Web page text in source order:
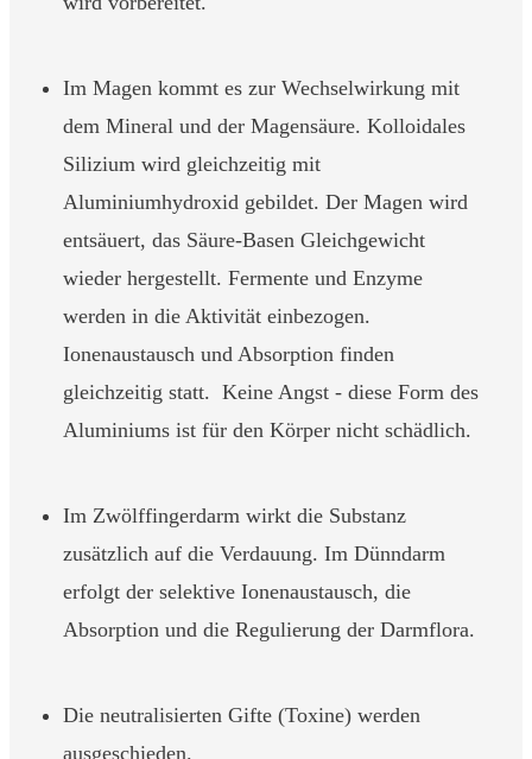
Im Magen kommt es zur Wechselwirkung mit
dem Mineral und der Magensäure. Kolloidales
Silizium wird gleichzeitig mit
Aluminiumhydroxid gebildet. Der Magen wird
entsäuert, das Säure-Basen Gleichgewicht
wieder hergestellt. Fermente und Enzyme
werden in die Aktivität einbezogen.
Ionenaustausch und Absorption finden
gleichzeitig statt. Keine Angst - diese Form des
Aluminiums ist für den Körper nicht schädlich.
Im Zwölffingerdarm wirkt die Substanz
zusätzlich auf die Verdauung. Im Dünndarm
erfolgt der selektive Ionenaustausch, die
Absorption und die Regulierung der Darmflora.
Die neutralisierten Gifte (Toxine) werden
ausgeschieden.